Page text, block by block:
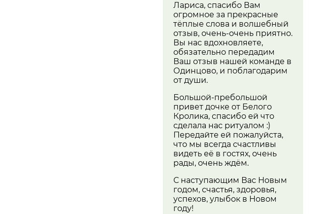
Лариса, спасибо Вам
огромное за прекрасные
тёплые слова и волшебный
отзыв, очень-очень приятно.
Вы нас вдохновляете,
обязательно передадим
Ваш отзыв нашей команде в
Одинцово, и поблагодарим
от души.
Большой-пребольшой
привет дочке от Белого
Кролика, спасибо ей что
сделала нас ритуалом :)
Передайте ей пожалуйста,
что мы всегда счастливы
видеть её в гостях, очень
рады, очень ждём.
С наступающим Вас Новым
годом, счастья, здоровья,
успехов, улыбок в Новом
году!